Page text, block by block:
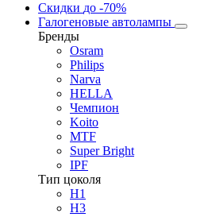
Скидки до -70%
Галогеновые автолампы
Бренды
Osram
Philips
Narva
HELLA
Чемпион
Koito
MTF
Super Bright
IPF
Тип цоколя
H1
H3